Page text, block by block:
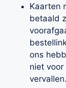
Kaarten
betaald
ons
niet
vervallen.